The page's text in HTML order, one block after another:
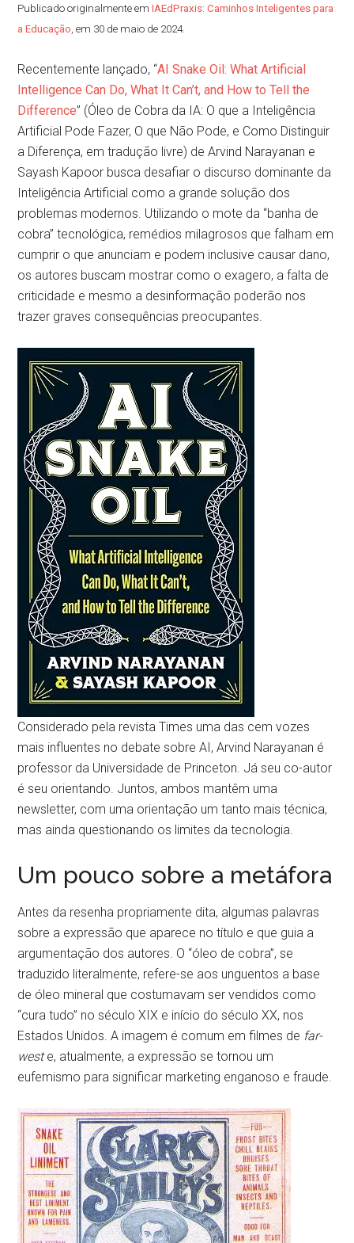
Publicado originalmente em IAEdPraxis: Caminhos Inteligentes para
a Educação, em 30 de maio de 2024.
Recentemente lançado, “AI Snake Oil: What Artificial
Intelligence Can Do, What It Can’t, and How to Tell the
Difference” (Óleo de Cobra da IA: O que a Inteligência
Artificial Pode Fazer, O que Não Pode, e Como Distinguir
a Diferença, em tradução livre) de Arvind Narayanan e
Sayash Kapoor busca desafiar o discurso dominante da
Inteligência Artificial como a grande solução dos
problemas modernos. Utilizando o mote da “banha de
cobra” tecnológica, remédios milagrosos que falham em
cumprir o que anunciam e podem inclusive causar dano,
os autores buscam mostrar como o exagero, a falta de
criticidade e mesmo a desinformação poderão nos
trazer graves consequências preocupantes.
Considerado pela revista Times uma das cem vozes
mais influentes no debate sobre AI, Arvind Narayanan é
professor da Universidade de Princeton. Já seu co-autor
é seu orientando. Juntos, ambos mantêm uma
newsletter, com uma orientação um tanto mais técnica,
mas ainda questionando os limites da tecnologia.
Um pouco sobre a metáfora
Antes da resenha propriamente dita, algumas palavras
sobre a expressão que aparece no título e que guia a
argumentação dos autores. O “óleo de cobra”, se
traduzido literalmente, refere-se aos unguentos a base
de óleo mineral que costumavam ser vendidos como
“cura tudo” no século XIX e início do século XX, nos
Estados Unidos. A imagem é comum em filmes de far-
weste, atualmente, a expressão se tornou um
eufemismo para significar marketing enganoso e fraude.